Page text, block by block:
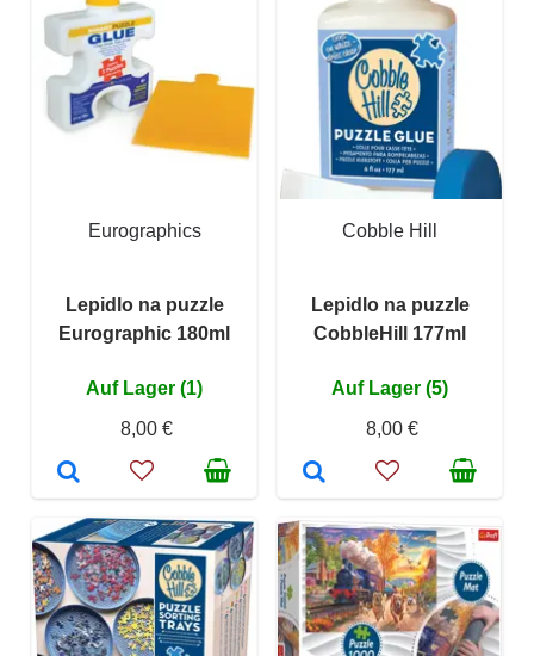
Eurographics
Lepidlo na puzzle
Eurographic 180ml
Auf Lager (1)
8,00 €
Cobble Hill
Lepidlo na puzzle
CobbleHill 177ml
Auf Lager (5)
8,00 €